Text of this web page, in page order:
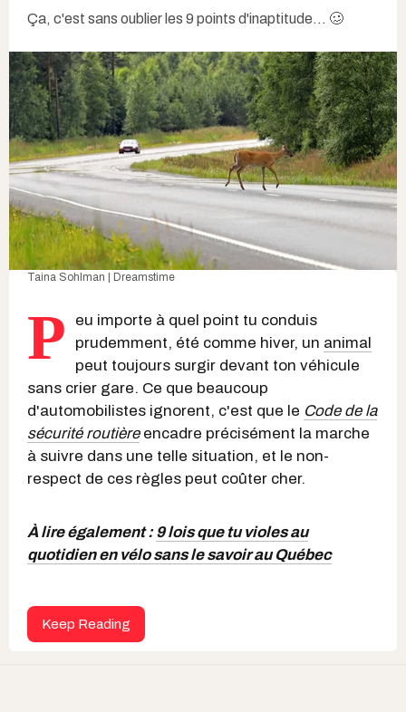
Ça, c'est sans oublier les 9 points d'inaptitude... 🥴
Taina Sohlman | Dreamstime
P
eu importe à quel point tu conduis
prudemment, été comme hiver, un animal
peut toujours surgir devant ton véhicule
sans crier gare. Ce que beaucoup
d'automobilistes ignorent, c'est que le Code de la
sécurité routièreencadre précisément la marche
à suivre dans une telle situation, et le non-
respect de ces règles peut coûter cher.
À lire également :9 lois que tu violes au
quotidien en vélo sans le savoir au Québec
Keep Reading